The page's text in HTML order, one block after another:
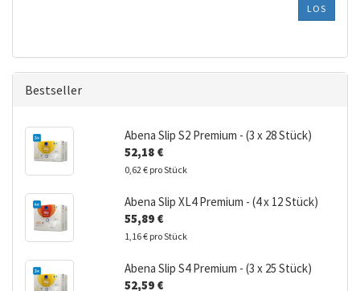
KATALOG
EIN.
LOS
Bestseller
Abena Slip S2 Premium - (3 x 28 Stück)
52,18 €
0,62 € pro Stück
Abena Slip XL4 Premium - (4 x 12 Stück)
55,89 €
1,16 € pro Stück
Abena Slip S4 Premium - (3 x 25 Stück)
52,59 €